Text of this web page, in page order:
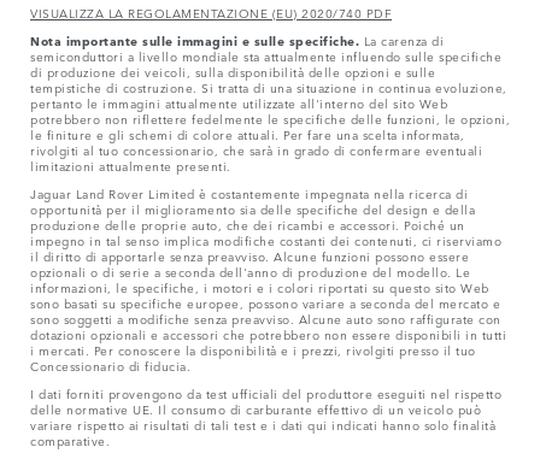
VISUALIZZA LA REGOLAMENTAZIONE (EU) 2020/740 PDF
Nota importante sulle immagini e sulle specifiche. La carenza di
semiconduttori a livello mondiale sta attualmente influendo sulle specifiche
di produzione dei veicoli, sulla disponibilità delle opzioni e sulle
tempistiche di costruzione. Si tratta di una situazione in continua evoluzione,
pertanto le immagini attualmente utilizzate all'interno del sito Web
potrebbero non riflettere fedelmente le specifiche delle funzioni, le opzioni,
le finiture e gli schemi di colore attuali. Per fare una scelta informata,
rivolgiti al tuo concessionario, che sarà in grado di confermare eventuali
limitazioni attualmente presenti.
Jaguar Land Rover Limited è costantemente impegnata nella ricerca di
opportunità per il miglioramento sia delle specifiche del design e della
produzione delle proprie auto, che dei ricambi e accessori. Poiché un
impegno in tal senso implica modifiche costanti dei contenuti, ci riserviamo
il diritto di apportarle senza preavviso. Alcune funzioni possono essere
opzionali o di serie a seconda dell'anno di produzione del modello. Le
informazioni, le specifiche, i motori e i colori riportati su questo sito Web
sono basati su specifiche europee, possono variare a seconda del mercato e
sono soggetti a modifiche senza preavviso. Alcune auto sono raffigurate con
dotazioni opzionali e accessori che potrebbero non essere disponibili in tutti
i mercati. Per conoscere la disponibilità e i prezzi, rivolgiti presso il tuo
Concessionario di fiducia.
I dati forniti provengono da test ufficiali del produttore eseguiti nel rispetto
delle normative UE. Il consumo di carburante effettivo di un veicolo può
variare rispetto ai risultati di tali test e i dati qui indicati hanno solo finalità
comparative.